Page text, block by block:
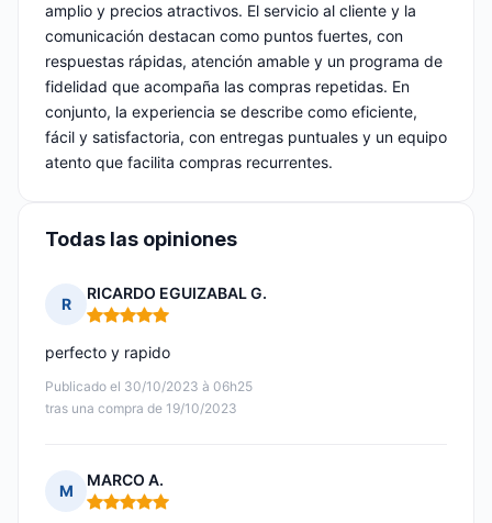
amplio y precios atractivos. El servicio al cliente y la
comunicación destacan como puntos fuertes, con
respuestas rápidas, atención amable y un programa de
fidelidad que acompaña las compras repetidas. En
conjunto, la experiencia se describe como eficiente,
fácil y satisfactoria, con entregas puntuales y un equipo
atento que facilita compras recurrentes.
Todas las opiniones
R
RICARDO EGUIZABAL G.
Nota: 5 de 5
Publicado el 30/10/2023 à 06h25
tras una compra de 19/10/2023
perfecto y rapido
M
MARCO A.
Nota: 5 de 5